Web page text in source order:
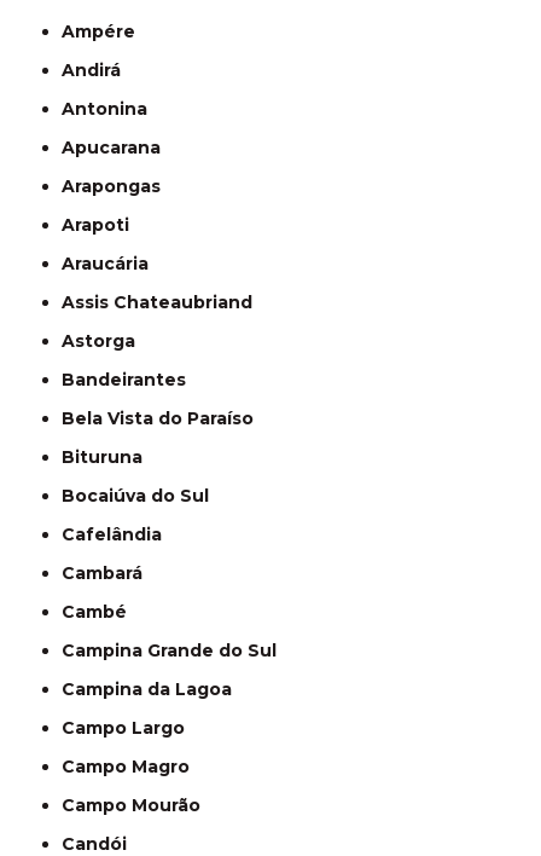
Ampére
Andirá
Antonina
Apucarana
Arapongas
Arapoti
Araucária
Assis Chateaubriand
Astorga
Bandeirantes
Bela Vista do Paraíso
Bituruna
Bocaiúva do Sul
Cafelândia
Cambará
Cambé
Campina Grande do Sul
Campina da Lagoa
Campo Largo
Campo Magro
Campo Mourão
Candói